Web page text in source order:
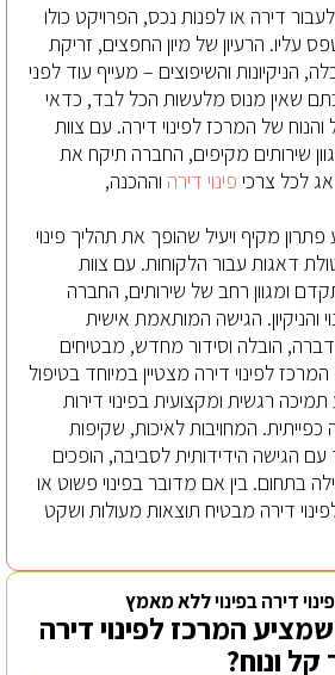
דירה או לפנות נכס, הפרויקט כולו
עליו. הרעיון של מיון החפצים, זריקת
הניקיונות והשיפוצים – מעייף עוד לפני
שאין מנוס מלעשות הכל לבד, כדאי
והנוח של המרכז לפינוי דירה. עם צוות
שירותים מקיפים, החברה תיקח את
לכל צרכי פינוי דירה וההכנה,
מקיף ויעיל שהופך את תהליך פינוי
דאגות עבור הלקוחות. עם צוות
ומגוון רחב של שירותים, החברה
והניקיון. הגישה המותאמת אישית
הדברה, הובלה וסידור מחדש, מבטיחים
לפינוי דירה מצטיין במיוחד בטיפול
רגשית ומקצועית בפינוי דירות
כפייתית. המחויבות לאיכות, שקיפות
עם הגישה הידידותית לסביבה, הופכים
בתחום. בין אם מדובר בפינוי פשוט או
דירה מבטיח תוצאות מעולות ושקט
דירה בפינוי ללא מאמץ
המרכז לפינוי דירה
ונוח?